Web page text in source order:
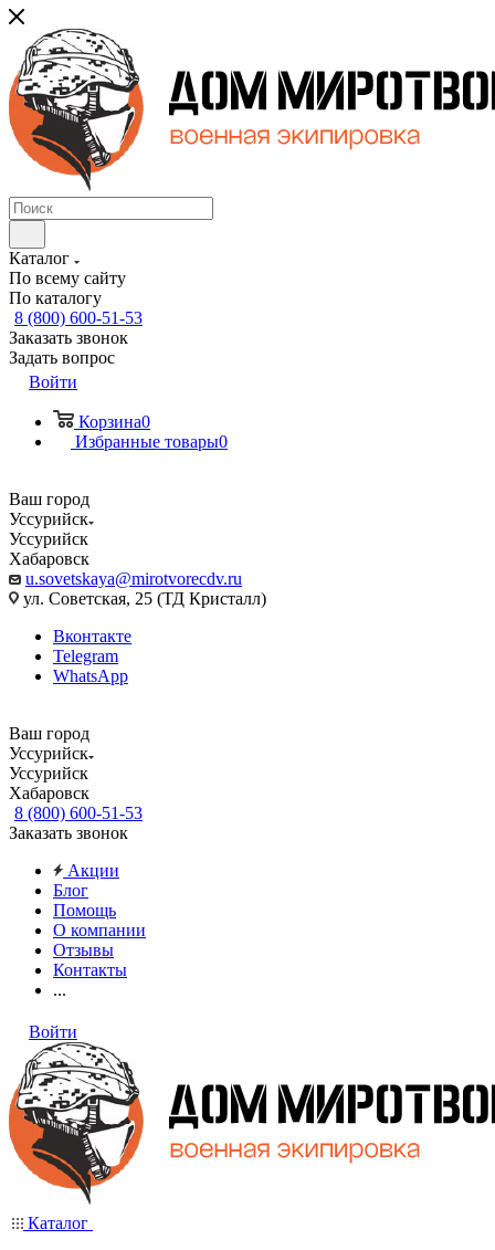
Каталог
По всему сайту
По каталогу
8 (800) 600-51-53
Заказать звонок
Задать вопрос
Войти
Корзина0
Избранные товары0
Ваш город
Уссурийск
Уссурийск
Хабаровск
u.sovetskaya@mirotvorecdv.ru
ул. Советская, 25 (ТД Кристалл)
Вконтакте
Telegram
WhatsApp
Ваш город
Уссурийск
Уссурийск
Хабаровск
8 (800) 600-51-53
Заказать звонок
Акции
Блог
Помощь
О компании
Отзывы
Контакты
...
Войти
Каталог